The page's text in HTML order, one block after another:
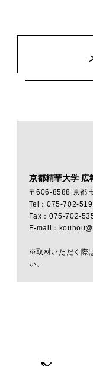
京都精華大学 広
〒606-8588 京都
Tel：075-702-
Fax：075-702-
E-mail：
※取材いただく際
い。